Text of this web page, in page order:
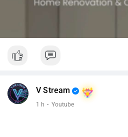
V Stream
1 h · Youtube